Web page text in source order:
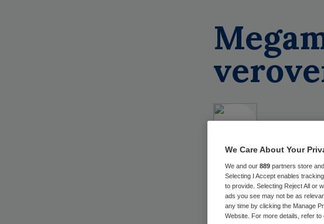
We Care About Your
We and our 889 partners store
Selecting I Accept enables
to provide. Selecting Reject All or
ads you see may not be as
any time by clicking the Manage
Website. For more details, refer to